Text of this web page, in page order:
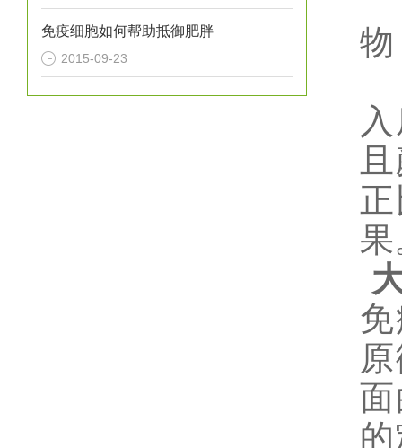
免疫细胞如何帮助抵御肥胖
2015-09-23
物
果